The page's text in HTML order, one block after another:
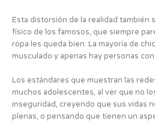
Esta distorsión de la realidad también
físico de los famosos, que siempre
ropa les queda bien. La mayoría de
musculado y apenas hay personas
Los estándares que muestran las
muchos adolescentes, al ver que no
inseguridad, creyendo que sus vidas
plenas, o pensando que tienen un